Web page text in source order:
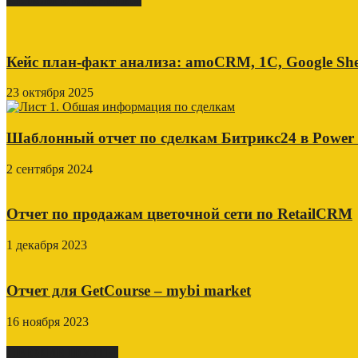
Кейс план-факт анализа: amoCRM, 1C, Google
23 октября 2025
Шаблонный отчет по сделкам Битрикс24 в
2 сентября 2024
Отчет по продажам цветочной сети по RetailCRM
1 декабря 2023
Отчет для GetCourse – mybi market
16 ноября 2023